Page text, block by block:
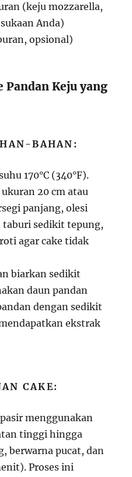
(keju mozzarella,
Anda)
opsional)
Pandan Keju yang
BAHAN:
170°C (340°F).
20 cm atau
panjang, olesi
taburi sedikit tepung,
agar cake tidak
biarkan sedikit
daun pandan
dengan sedikit
ekstrak
CAKE:
menggunakan
tinggi hingga
berwarna pucat, dan
Proses ini